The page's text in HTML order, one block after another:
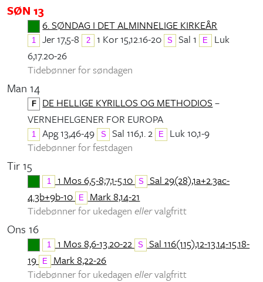
SØN 13
6. SØNDAG I DET ALMINNELIGE KIRKEÅR
1 Jer 17,5-8 2 1 Kor 15,12.16-20 S Sal 1 E Luk
6,17.20-26
Tidebønner for søndagen
Man 14
F DE HELLIGE KYRILLOS OG METHODIOS –
VERNEHELGENER FOR EUROPA
1 Apg 13,46-49 S Sal 116,1. 2 E
Luk 10,1-9
Tidebønner for festdagen
Tir 15
1 1 Mos 6,5-8;7,1-5.10 S
Sal 29(28),1a+2.3ac-
4.3b+9b-10
E
Mark 8,14-21
Tidebønner for ukedagen ellervalgfritt
Ons 16
1 1 Mos 8,6-13.20-22 S
Sal 116(115),12-13.14-15.18-
19
E
Mark 8,22-26
Tidebønner for ukedagen ellervalgfritt